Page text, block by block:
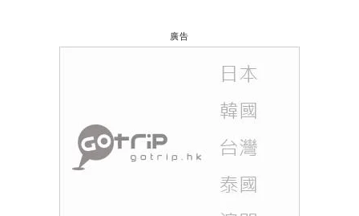
廣告